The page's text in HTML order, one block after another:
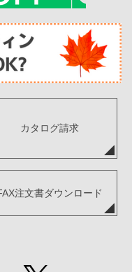
カタログ請求
注文書ダウンロード